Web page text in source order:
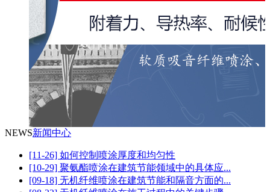
NEWS新闻中心
[11-26] 如何控制喷涂厚度和均匀性
[10-29] 聚氨酯喷涂在建筑节能领域中的具体应...
[09-18] 无机纤维喷涂在建筑节能和隔音方面的...